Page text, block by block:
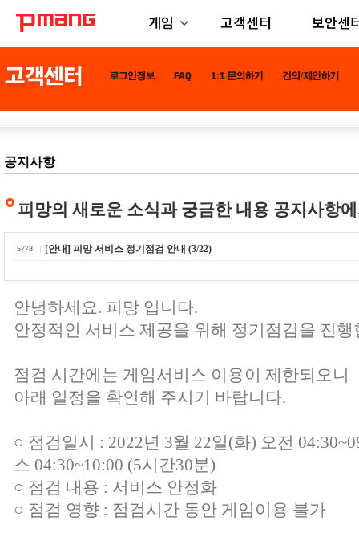
게임 고객센터 보안센
공지사항
피망의 새로운 소식과 궁금한 내용 공지사항
5778 [안내] 피망 서비스 정기점검 안내 (3/22)
안녕하세요. 피망 입니다.
안정적인 서비스 제공을 위해 정기점검을 진행
점검 시간에는 게임서비스 이용이 제한되오니
아래 일정을 확인해 주시기 바랍니다.
○ 점검일시 : 2022년 3월 22일(화) 오전
스 04:30~10:00 (5시간30분)
○ 점검 내용 : 서비스 안정화
○ 점검 영향 : 점검시간 동안 게임이용 불가